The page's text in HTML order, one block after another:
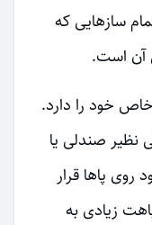
سازهایی که
آن است.
خود را دارد.
نظیر صندلی یا
پاها قرار
زیادی به